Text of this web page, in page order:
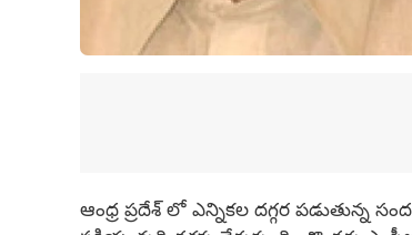
ఆంధ్ర ప్రదేశ్ లో ఎన్నికల దగ్గర